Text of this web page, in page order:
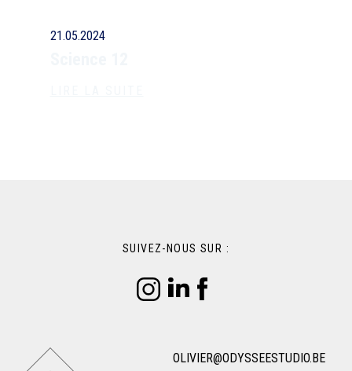
21.05.2024
SUIVEZ-NOUS SUR :
OLIVIER@ODYSSEESTUDIO.BE